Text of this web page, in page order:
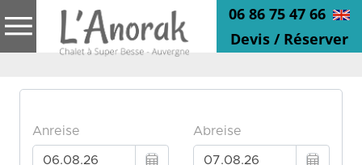
06 86 75 47 66
Devis / Réserver